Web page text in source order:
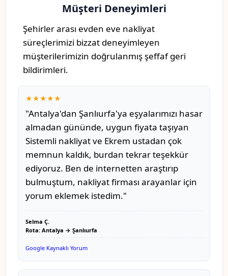
Müşteri Deneyimleri
Şehirler arası evden eve nakliyat
süreçlerimizi bizzat deneyimleyen
müşterilerimizin doğrulanmış şeffaf geri
bildirimleri.
★★★★★
"Antalya'dan Şanlıurfa'ya eşyalarımızı hasar
almadan gününde, uygun fiyata taşıyan
Sistemli nakliyat ve Ekrem ustadan çok
memnun kaldık, burdan tekrar teşekkür
ediyoruz. Ben de internetten araştırıp
bulmuştum, nakliyat firması arayanlar için
yorum eklemek istedim."
Selma Ç.
Rota: Antalya → Şanlıurfa
Google Kaynaklı Yorum